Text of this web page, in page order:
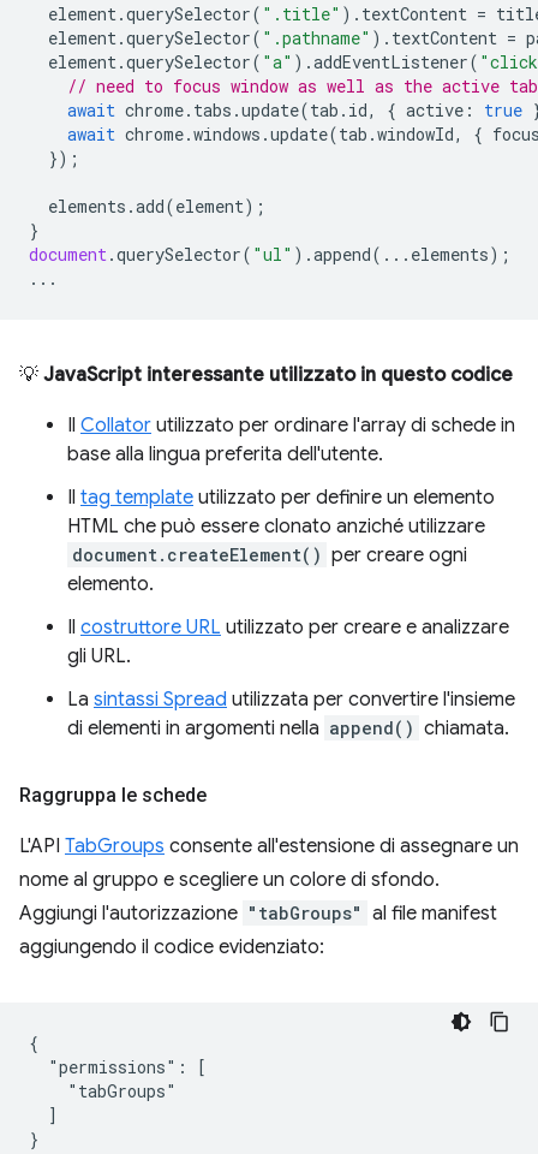
element.querySelector( ".title" ). textContent =
element.querySelector( ".pathname" ). textContent =
element.querySelector( "a" ).addEventListener(
// need to focus window as well as the active tab
await chrome. tabs .update(tab . id, { active : true
await chrome.windows .update(tab .windowId, {
});
elements .add(element);
}
document.querySelector( "ul" ).append(... elements);
...
💡 JavaScript interessante utilizzato in questo codice
Il Collator utilizzato per ordinare l'array di schede in
base alla lingua preferita dell'utente.
Il tag template utilizzato per definire un elemento
HTML che può essere clonato anziché utilizzare
document.createElement() per creare ogni
elemento.
Il costruttore URL utilizzato per creare e analizzare
gli URL.
La sintassi Spread utilizzata per convertire l'insieme
di elementi in argomenti nella append() chiamata.
Raggruppa le schede
L'API TabGroups consente all'estensione di assegnare un
nome al gruppo e scegliere un colore di sfondo.
Aggiungi l'autorizzazione "tabGroups" al file manifest
aggiungendo il codice evidenziato:
{
  "permissions": [
    "tabGroups"
  ]